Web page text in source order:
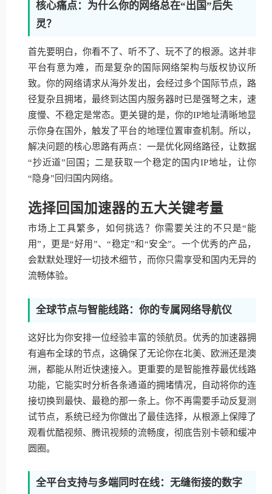
核心痛点：为什么你的网络总在“出国”后失
灵？
首先要明白，你看不了、听不了、玩不了的根源。这并非
平台有意为难，而是复杂的国际网络架构与版权协议所
致。你的网络请求从海外发出，会经过多个国际节点，路
径复杂且拥堵，最终到达国内服务器时已是强弩之末，速
度慢、不稳定是常态。更关键的是，你的IP地址清晰地显
示你身在国外，触发了平台的地理位置审查机制。所以，
解决问题的核心思路有两点：一是优化网络路径，让数据
“抄近道”回国；二是获取一个稳定的国内IP地址，让你
“隐身”回归国内网络。
选择回国加速器的五大关键考量
市场上工具繁多，如何挑选？你需要关注的不只是“能
用”，更是“好用”、“稳定”和“安全”。一个优秀的产品，
会默默处理好一切技术细节，而你只需享受和国内无异的
流畅体验。
全球节点与智能线路：你的专属网络导航仪
这好比为你安排一位经验丰富的领航员。优秀的加速器拥
有遍布全球的节点，这确保了无论你在北美、欧洲还是澳
洲，都能从附近快速接入。更重要的是智能推荐最优线路
功能，它能实时分析各条通道的拥堵情况，自动将你的连
接切换到最快、最稳的那一条上。你不再需要手动反复测
试节点，系统已经为你做出了最佳选择，从根源上保障了
观看优酷视频、腾讯视频的流畅度，彻底告别卡顿和缓冲
圆圈。
全平台支持与多端同时在线：无缝衔接的数字